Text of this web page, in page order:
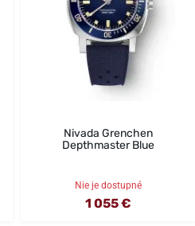
Nivada Grenchen
Depthmaster Blue
Nie je dostupné
1 055 €